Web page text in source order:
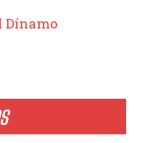
Dínamo